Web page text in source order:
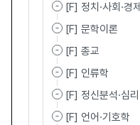
[F] 정치·사회·경제
[F] 문학이론
[F] 종교
[F] 인류학
[F] 정신분석·심리
[F] 언어·기호학